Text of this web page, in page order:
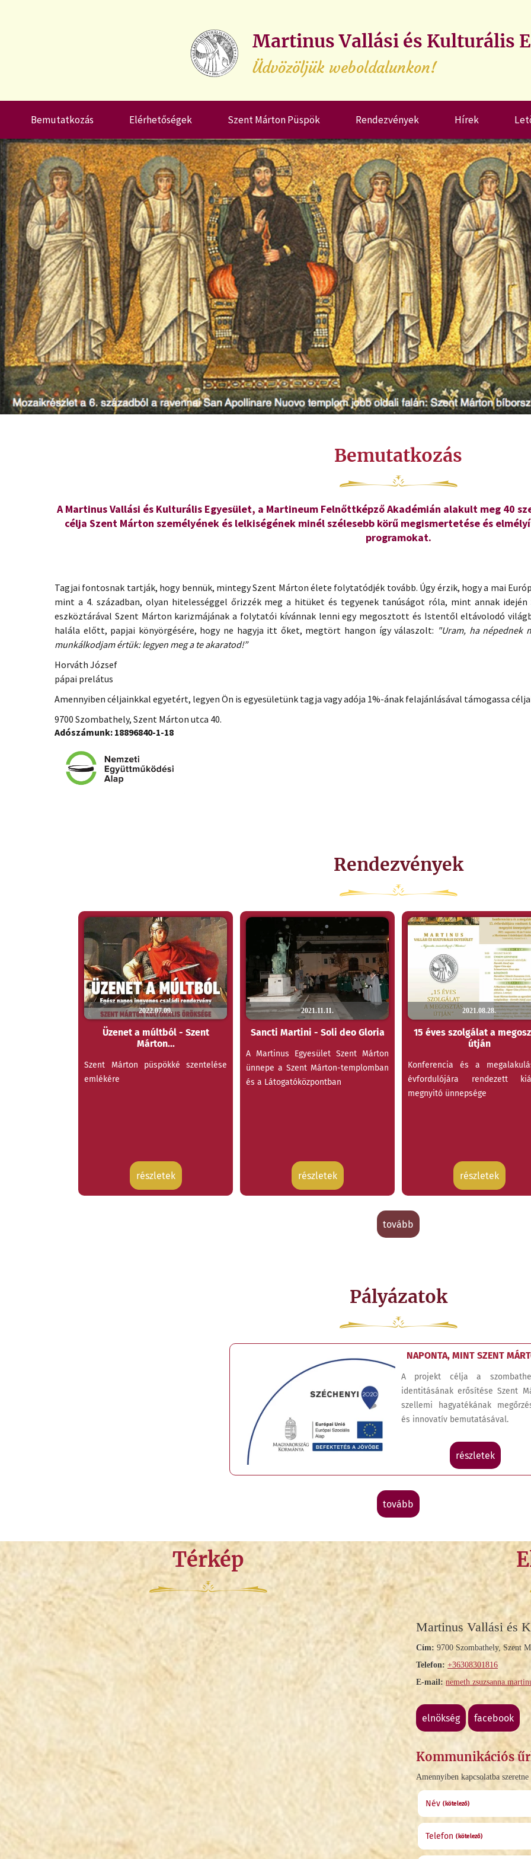
Martinus Vallási és Kulturális
Üdvözöljük weboldalunkon!
Bemutatkozás Elérhetőségek Szent Márton Püspök Rendezvények Hírek
Bemutatkozás
A Martinus Vallási és Kulturális Egyesület, a Martineum Felnőttképző Akadémián alakult meg 40
célja Szent Márton személyének és lelkiségének minél szélesebb körű megismertetése és
programokat.
Tagjai fontosnak tartják, hogy bennük, mintegy Szent Márton élete folytatódjék tovább. Úgy érzik, hogy a mai
mint a 4. században, olyan hitelességgel őrizzék meg a hitüket és tegyenek tanúságot róla, mint annak
eszköztárával Szent Márton karizmájának a folytatói kívánnak lenni egy megosztott és Istentől eltávolodó
halála előtt, papjai könyörgésére, hogy ne hagyja itt őket, megtört hangon így válaszolt: "Uram, ha népednek
munkálkodjam értük: legyen meg a te akaratod!”
Horváth József
pápai prelátus
Amennyiben céljainkkal egyetért, legyen Ön is egyesületünk tagja vagy adója 1%-ának felajánlásával támogassa
9700 Szombathely, Szent Márton utca 40.
Adószámunk: 18896840-1-18
Rendezvények
2022.07.09.
Üzenet a múltból - Szent
Márton...
Szent Márton püspökké szentelése
emlékére
részletek
2021.11.11.
Sancti Martini - Soli deo Gloria
A Martinus Egyesület Szent Márton
ünnepe a Szent Márton-templomban
és a Látogatóközpontban
részletek
2021.08.28.
15 éves szolgálat a
útján
Konferencia és a
évfordulójára rendezett
megnyitó ünnepsége
részletek
tovább
Pályázatok
NAPONTA, MINT SZENT
A projekt célja a
identitásának erősítése Szent
szellemi hagyatékának
és innovatív bemutatásával.
részletek
tovább
Martinus Vallási és
Cím: 9700 Szombathely, Szent
Telefon: +36308301816
E-mail:
elnökség facebook
Kommunikációs
Amennyiben kapcsolatba
Név (kötelező)
Telefon (kötelező)
Térkép